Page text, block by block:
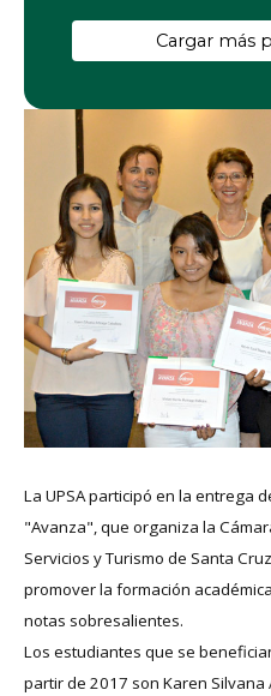
La UPSA participó en la entrega
"Avanza", que organiza la
Servicios y Turismo de Santa
promover la formación
notas sobresalientes.
Los estudiantes que se
partir de 2017 son Karen
Cargar más